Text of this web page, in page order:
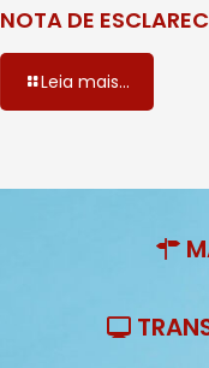
NOTA DE
Leia mais...